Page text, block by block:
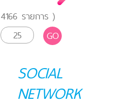
4166 รายการ )
GO
SOCIAL
NETWORK